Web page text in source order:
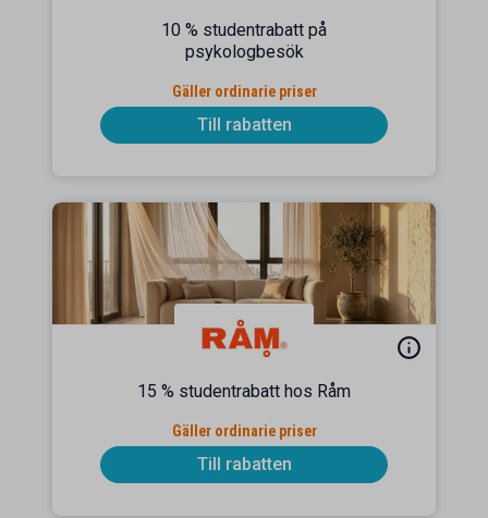
10 % studentrabatt på
psykologbesök
Gäller ordinarie priser
Till rabatten
15 % studentrabatt hos Råm
Gäller ordinarie priser
Till rabatten